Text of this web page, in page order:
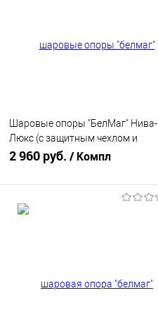
Шаровые опоры "БелМаг" Нива-
Люкс (с защитным чехлом и
комплектом крепежных изделий)
2 960 руб. / Компл